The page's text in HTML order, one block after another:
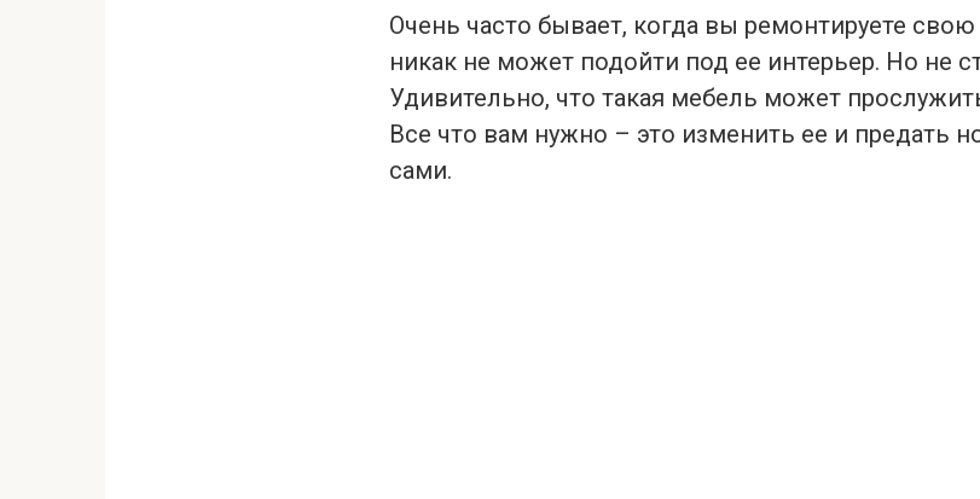
Очень часто бывает, когда вы ремонтируете
никак не может подойти под ее интерьер. Но не
Удивительно, что такая мебель может
Все что вам нужно – это изменить ее и предать
сами.